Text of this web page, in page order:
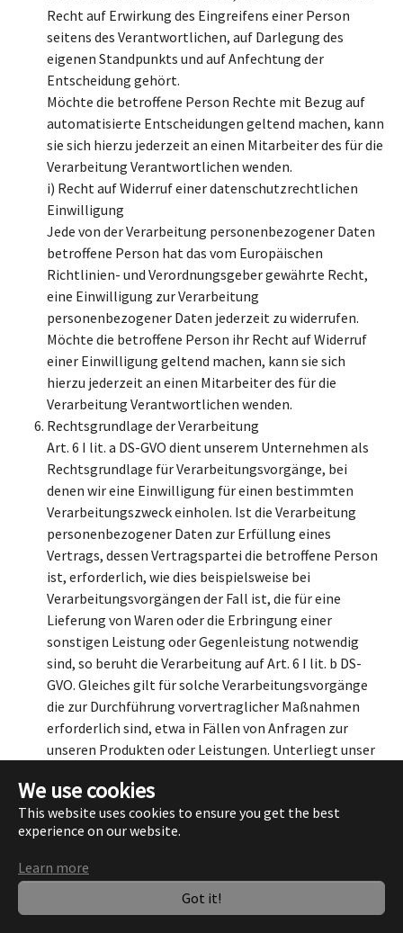
We use cookies
This website uses cookies to ensure you get the best
experience on our website.
Learn more
Got it!
Recht auf Erwirkung des Eingreifens einer Person
seitens des Verantwortlichen, auf Darlegung des
eigenen Standpunkts und auf Anfechtung der
Entscheidung gehört.
Möchte die betroffene Person Rechte mit Bezug auf
automatisierte Entscheidungen geltend machen, kann
sie sich hierzu jederzeit an einen Mitarbeiter des für die
Verarbeitung Verantwortlichen wenden.
i) Recht auf Widerruf einer datenschutzrechtlichen
Einwilligung
Jede von der Verarbeitung personenbezogener Daten
betroffene Person hat das vom Europäischen
Richtlinien- und Verordnungsgeber gewährte Recht,
eine Einwilligung zur Verarbeitung
personenbezogener Daten jederzeit zu widerrufen.
Möchte die betroffene Person ihr Recht auf Widerruf
einer Einwilligung geltend machen, kann sie sich
hierzu jederzeit an einen Mitarbeiter des für die
Verarbeitung Verantwortlichen wenden.
Rechtsgrundlage der Verarbeitung
Art. 6 I lit. a DS-GVO dient unserem Unternehmen als
Rechtsgrundlage für Verarbeitungsvorgänge, bei
denen wir eine Einwilligung für einen bestimmten
Verarbeitungszweck einholen. Ist die Verarbeitung
personenbezogener Daten zur Erfüllung eines
Vertrags, dessen Vertragspartei die betroffene Person
ist, erforderlich, wie dies beispielsweise bei
Verarbeitungsvorgängen der Fall ist, die für eine
Lieferung von Waren oder die Erbringung einer
sonstigen Leistung oder Gegenleistung notwendig
sind, so beruht die Verarbeitung auf Art. 6 I lit. b DS-
GVO. Gleiches gilt für solche Verarbeitungsvorgänge
die zur Durchführung vorvertraglicher Maßnahmen
erforderlich sind, etwa in Fällen von Anfragen zur
unseren Produkten oder Leistungen. Unterliegt unser
welche eine Verarbeitung von personenbezogenen
Daten erforderlich wird, wie beispielsweise zur
Erfüllung steuerlicher Pflichten, so basiert die
Fällen könnte die Verarbeitung von
personenbezogenen Daten erforderlich werden, um